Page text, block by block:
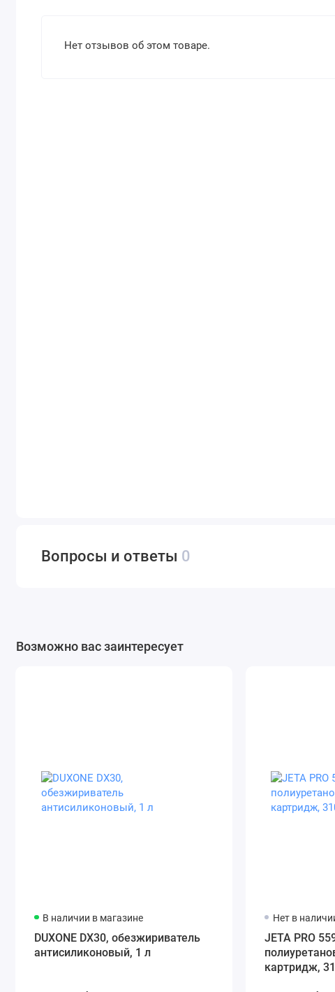
Нет отзывов об этом товаре.
Вопросы и ответы 0
Возможно вас заинтересует
В наличии в магазине
DUXONE DX30, обезжириватель
антисиликоновый, 1 л
Нет в
JETA PRO
картридж,